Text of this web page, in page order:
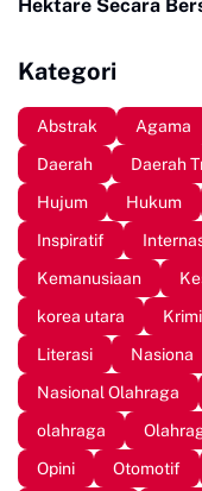
Hektare Secara
Kategori
Abstrak Agama
Daerah
Daerah
Hujum
Hukum
Inspiratif
Kemanusiaan
korea utara
Literasi
Nasiona
Nasional Olahraga
olahraga
Opini
Otomotif